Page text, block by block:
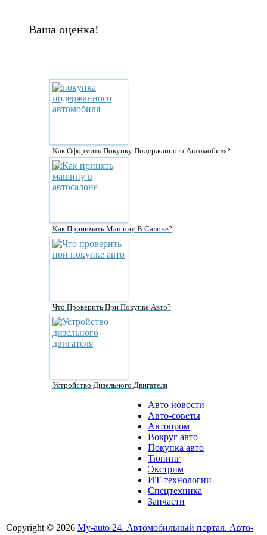
Ваша оценка!
Как Оформить Покупку Подержанного Автомобиля?
Как Принимать Машину В Салоне?
Что Проверить При Покупке Авто?
Устройство Дизельного Двигателя
Авто новости
Авто-советы
Автопром
Вокруг авто
Покупка авто
Тюнинг
Экстрим
ИТ-технологии
Спецтехника
Запчасти
Copyright © 2026 My-auto 24. Автомобильный портал. Авто-